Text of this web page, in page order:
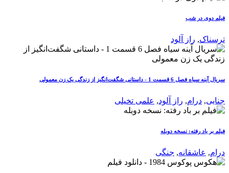
فیلم دوی در شب
ترسناک, راز آلود
سریال آینه سیاه فصل 6 قسمت 1 - داستانی شگفت‌انگیز از زندگی یک زن معمولی
جنایی, درام, راز آلود, علمی تخیلی
فیلم بر باد رفته: نسخه دوبله
درام, عاشقانه, جنگی